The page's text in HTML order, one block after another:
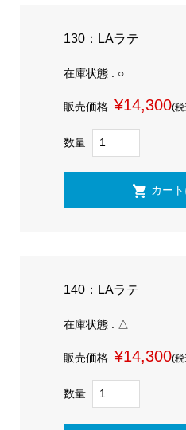
130：LAラテ
在庫状態 : ○
販売価格 ¥14,300(税
数量
140：LAラテ
在庫状態 : △
販売価格 ¥14,300(税
数量